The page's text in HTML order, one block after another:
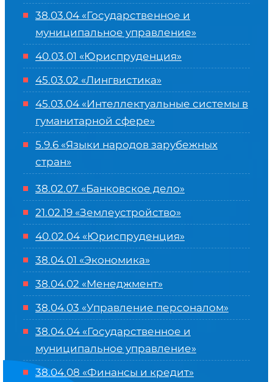
38.03.04 «Государственное и
муниципальное управление»
40.03.01 «Юриспруденция»
45.03.02 «Лингвистика»
45.03.04 «Интеллектуальные системы в
гуманитарной сфере»
5.9.6 «Языки народов зарубежных
стран»
38.02.07 «Банковское дело»
21.02.19 «Землеустройство»
40.02.04 «Юриспруденция»
38.04.01 «Экономика»
38.04.02 «Менеджмент»
38.04.03 «Управление персоналом»
38.04.04 «Государственное и
муниципальное управление»
38.04.08 «Финансы и кредит»